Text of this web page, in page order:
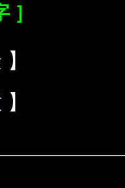
］
】
】